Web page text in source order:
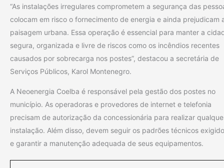
“As instalações irregulares comprometem a segurança das
colocam em risco o fornecimento de energia e ainda prejudicam
paisagem urbana. Essa operação é essencial para manter a
segura, organizada e livre de riscos como os incêndios recentes
causados por sobrecarga nos postes”, destacou a secretária de
Serviços Públicos, Karol Montenegro.
A Neoenergia Coelba é responsável pela gestão dos postes no
município. As operadoras e provedores de internet e telefonia
precisam de autorização da concessionária para realizar
instalação. Além disso, devem seguir os padrões técnicos
e garantir a manutenção adequada de seus equipamentos.